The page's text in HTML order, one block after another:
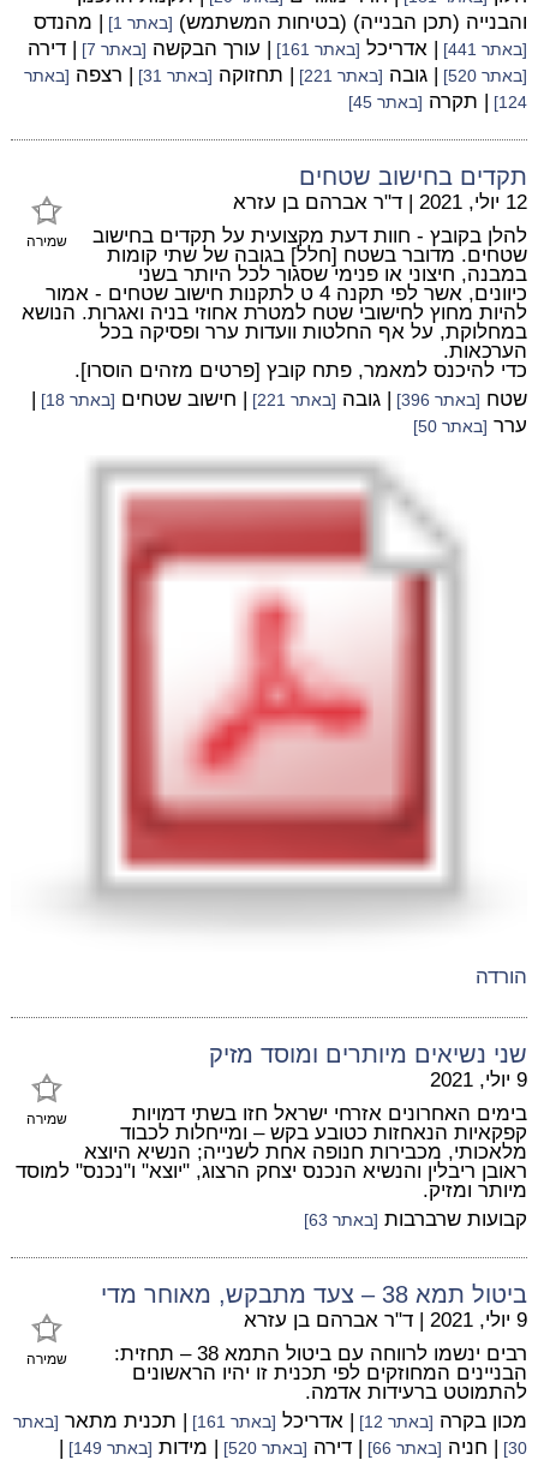
והבנייה (תכן הבנייה) (בטיחות המשתמש) [באתר 1] | מהנדס
[באתר 441] | אדריכל [באתר 161] | עורך הבקשה [באתר 7] | דירה
[באתר 520] | גובה [באתר 221] | תחזוקה [באתר 31] | רצפה [באתר
124]
| תקרה [באתר 45]
תקדים בחישוב שטחים
שמירה
12 יולי, 2021 | ד"ר אברהם בן עזרא
להלן בקובץ - חוות דעת מקצועית על תקדים בחישוב
שטחים. מדובר בשטח [חלל] בגובה של שתי קומות
במבנה, חיצוני או פנימי שסגור לכל היותר בשני
כיוונים, אשר לפי תקנה 4 ט לתקנות חישוב שטחים - אמור
להיות מחוץ לחישובי שטח למטרת אחוזי בניה ואגרות. הנושא
במחלוקת, על אף החלטות וועדות ערר ופסיקה בכל
הערכאות.
כדי להיכנס למאמר, פתח קובץ [פרטים מזהים הוסרו].
שטח [באתר 396] | גובה [באתר 221] | חישוב שטחים [באתר 18]
|
ערר [באתר 50]
הורדה
שני נשיאים מיותרים ומוסד מזיק
שמירה
9 יולי, 2021
בימים האחרונים אזרחי ישראל חזו בשתי דמויות
קפקאיות הנאחזות כטובע בקש – ומייחלות לכבוד
מלאכותי, מכבירות חנופה אחת לשנייה; הנשיא היוצא
ראובן ריבלין והנשיא הנכנס יצחק הרצוג, "יוצא" ו"נכנס" למוסד
מיותר ומזיק.
קבועות שרברבות [באתר 63]
ביטול תמא 38 – צעד מתבקש, מאוחר מדי
שמירה
9 יולי, 2021 | ד"ר אברהם בן עזרא
רבים ינשמו לרווחה עם ביטול התמא 38 – תחזית:
הבניינים המחוזקים לפי תכנית זו יהיו הראשונים
להתמוטט ברעידות אדמה.
מכון בקרה [באתר 12] | אדריכל [באתר 161] | תכנית מתאר [באתר
30]
| חניה [באתר 66] | דירה [באתר 520] | מידות [באתר 149]
|